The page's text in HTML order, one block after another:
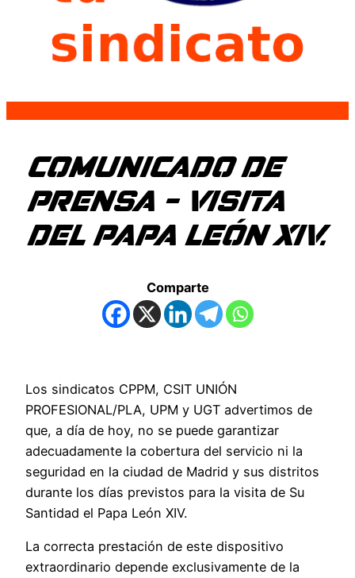
COMUNICADO DE
PRENSA – VISITA
DEL PAPA LEÓN XIV.
Comparte
Los sindicatos CPPM, CSIT UNIÓN
PROFESIONAL/PLA, UPM y UGT advertimos de
que, a día de hoy, no se puede garantizar
adecuadamente la cobertura del servicio ni la
seguridad en la ciudad de Madrid y sus distritos
durante los días previstos para la visita de Su
Santidad el Papa León XIV.
La correcta prestación de este dispositivo
extraordinario depende exclusivamente de la